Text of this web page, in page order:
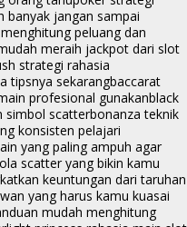
banyak jangan sampai
peluang dan
meraih jackpot dari slot
strategi rahasia
tipsnya sekarangbaccarat
profesional gunakanblack
simbol scatterbonanza teknik
konsisten pelajari
yang paling ampuh agar
scatter yang bikin kamu
keuntungan dari taruhan
yang harus kamu kuasai
mudah menghitung